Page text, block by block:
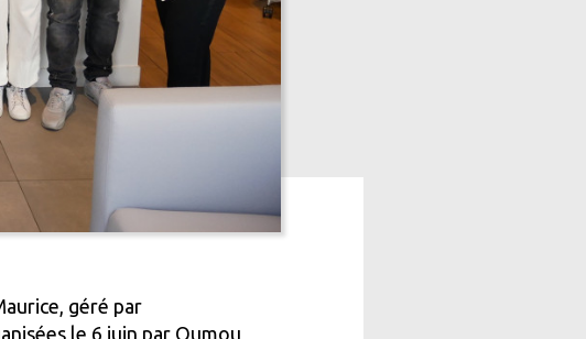
géré par
le 6 juin par Oumou